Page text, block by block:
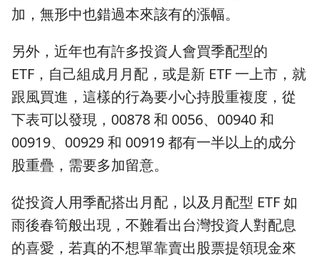
加，無形中也錯過本來該有的漲幅。
另外，近年也有許多投資人會買季配型的
ETF，自己組成月月配，或是新 ETF 一上市，就
跟風買進，這樣的行為要小心持股重複度，從
下表可以發現，00878 和 0056、00940 和
00919、00929 和 00919 都有一半以上的成分
股重疊，需要多加留意。
從投資人用季配搭出月配，以及月配型 ETF 如
雨後春筍般出現，不難看出台灣投資人對配息
的喜愛，若真的不想單靠賣出股票提領現金來